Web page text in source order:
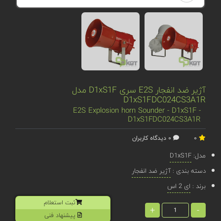
آژیر ضد انفجار E2S سری D1xS1F مدل
D1xS1FDC024CS3A1R
E2S Explosion horn Sounder - D1xS1F -
D1xS1FDC024CS3A1R
مدل:D1xS1F
دسته بندی :آژیر ضد انفجار
برند : ای 2 اس
-
+
ثبت استعلام
پیشنهاد فنی